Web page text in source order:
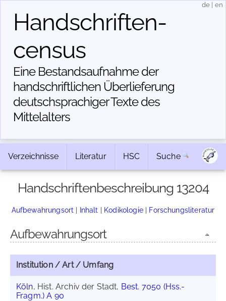
Handschriften­
census
Eine Bestandsaufnahme der
handschriftlichen Über­lieferung
deutschsprachiger Texte des
Mittelalters
de en
Verzeichnisse Literatur HSC Suche
Handschriftenbeschreibung 13204
Aufbewahrungsort | Inhalt | Kodikologie| Forschungsliteratur
Aufbewahrungsort
Institution / Art / Umfang
Köln, Hist. Archiv der Stadt, Best. 7050 (Hss.-
Fragm.) A 90